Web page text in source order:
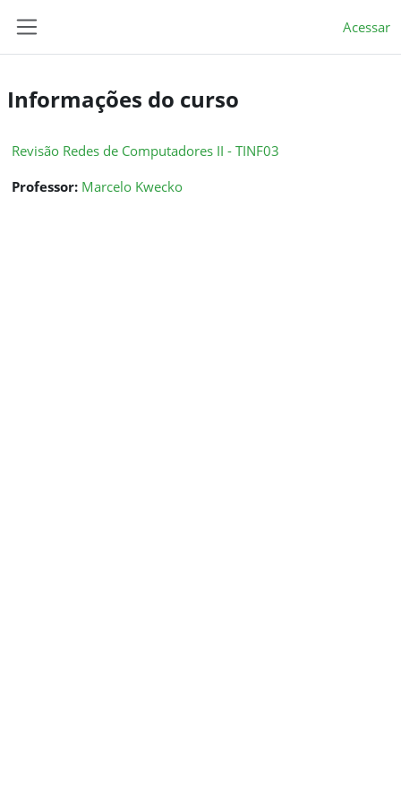
Acessar
Informações do curso
Revisão Redes de Computadores II - TINF03
Professor: Marcelo Kwecko